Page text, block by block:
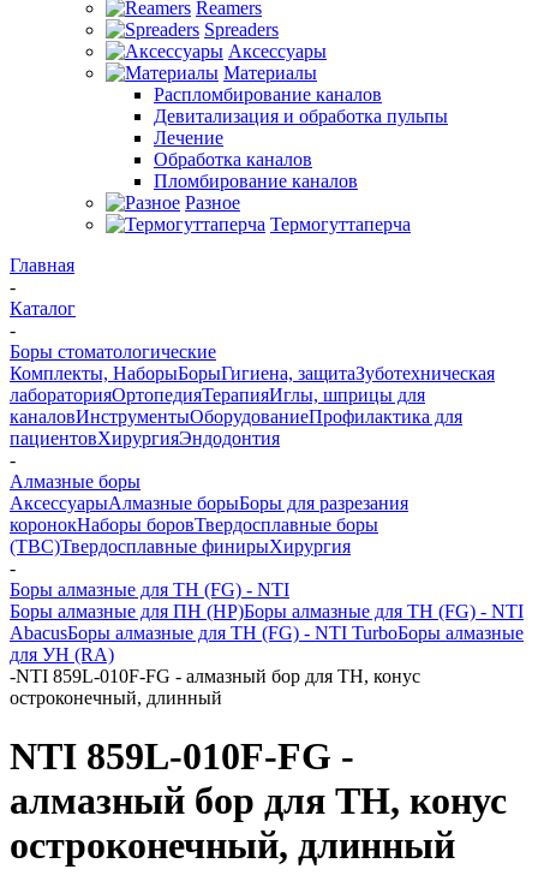
Reamers
Spreaders
Аксессуары
Материалы
Распломбирование каналов
Девитализация и обработка пульпы
Лечение
Обработка каналов
Пломбирование каналов
Разное
Термогуттаперча
Главная
-
Каталог
-
Боры стоматологические
Комплекты, НаборыБорыГигиена, защитаЗуботехническая
лабораторияОртопедияТерапияИглы, шприцы для
каналовИнструментыОборудованиеПрофилактика для
пациентовХирургияЭндодонтия
-
Алмазные боры
АксессуарыАлмазные борыБоры для разрезания
коронокНаборы боровТвердосплавные боры
(ТВС)Твердосплавные финирыХирургия
-
Боры алмазные для ТН (FG) - NTI
Боры алмазные для ПН (HP)Боры алмазные для ТН (FG) - NTI
AbacusБоры алмазные для ТН (FG) - NTI TurboБоры алмазные
для УН (RA)
-NTI 859L-010F-FG - алмазный бор для ТН, конус
остроконечный, длинный
NTI 859L-010F-FG -
алмазный бор для ТН, конус
остроконечный, длинный